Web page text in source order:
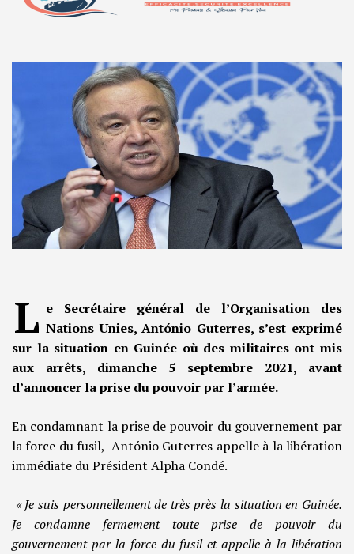
L e Secrétaire général de l’Organisation des
Nations Unies, António Guterres, s’est exprimé
sur la situation en Guinée où des militaires ont mis
aux arrêts, dimanche 5 septembre 2021, avant
d’annoncer la prise du pouvoir par l’armée.
En condamnant la prise de pouvoir du gouvernement par
la force du fusil, António Guterres appelle à la libération
immédiate du Président Alpha Condé.
« Je suis personnellement de très près la situation en Guinée.
Je condamne fermement toute prise de pouvoir du
gouvernement par la force du fusil et appelle à la libération